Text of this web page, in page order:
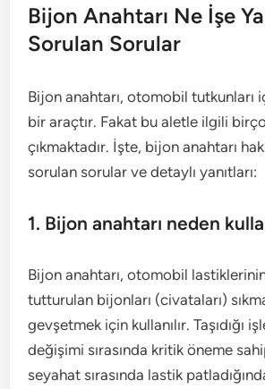
Bijon Anahtarı Ne İşe
Sorulan Sorular
Bijon anahtarı, otomobil tutkunları
bir araçtır. Fakat bu aletle ilgili
çıkmaktadır. İşte, bijon anahtarı
sorulan sorular ve detaylı yanıtları:
1. Bijon anahtarı neden
Bijon anahtarı, otomobil
tutturulan bijonları (civataları)
gevşetmek için kullanılır. Taşıdığı
değişimi sırasında kritik öneme
seyahat sırasında lastik